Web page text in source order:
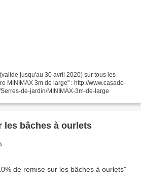
jusqu'au 30 avril 2020) sur tous les
MINIMAX 3m de large" : http://www.casado-
de-jardin/MINIMAX-3m-de-large
les bâches à ourlets